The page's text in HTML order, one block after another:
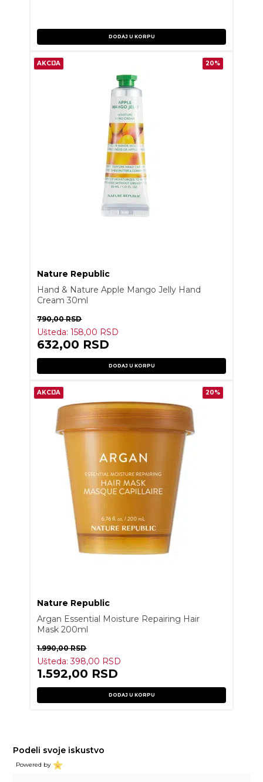
DODAJ U KORPU
AKCIJA 20%
Nature Republic
Hand & Nature Apple Mango Jelly Hand
Cream 30ml
790,00RSD
Ušteda:158,00 RSD
632,00 RSD
DODAJ U KORPU
AKCIJA 20%
Nature Republic
Argan Essential Moisture Repairing Hair
Mask 200ml
1.990,00RSD
Ušteda:398,00 RSD
1.592,00 RSD
DODAJ U KORPU
Podeli svoje iskustvo
Powered by